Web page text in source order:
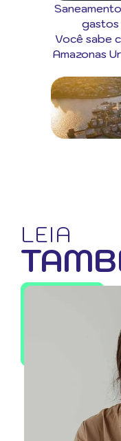
gastos
Você sabe
Amazonas
LEIA